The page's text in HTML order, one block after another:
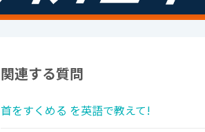
関連する質問
首をすくめる を英語で教えて!